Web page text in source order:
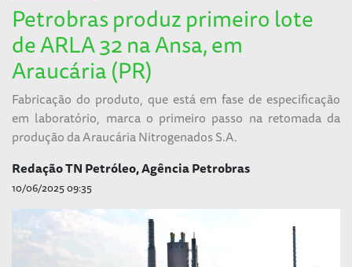
Petrobras produz primeiro lote
de ARLA 32 na Ansa, em
Araucária (PR)
Fabricação do produto, que está em fase de especificação
em laboratório, marca o primeiro passo na retomada da
produção da Araucária Nitrogenados S.A.
Redação TN Petróleo, Agência Petrobras
10/06/2025 09:35